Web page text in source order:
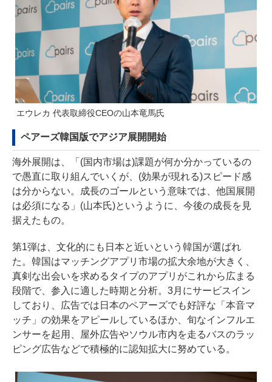
エウレカ 代表取締役CEOの山本竜馬氏
ペアーズ韓国版でアジア展開開始
海外展開は、「(国内市場は)課題が何か分かっているの
で愚直に取り組んでいくが、(効果が現れる)スピード感
は分からない。成長のゴールという意味では、他国展開
は必須になる」(山本氏)というように、今後の成長を見
据えたもの。
第1弾は、文化的にも日本と近いという韓国が選ばれ
た。韓国はマッチングアプリ市場の拡大余地が大きく、
真剣な出会いを求めるタイプのアプリがこれから広まる
段階で、参入に適した時期と分析。3月にサービスイン
しており、広告では日本のペアーズでも好評な「本音マ
ッチ」の効果をアピールしているほか、旬なインフルエ
ンサーを起用、屋外広告やソウル市内を走るバスのラッ
ピング広告などで積極的に認知拡大に努めている。